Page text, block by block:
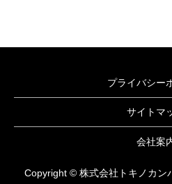
プライバシー
サイトマ
会社案
Copyright © 株式会社トキノカン